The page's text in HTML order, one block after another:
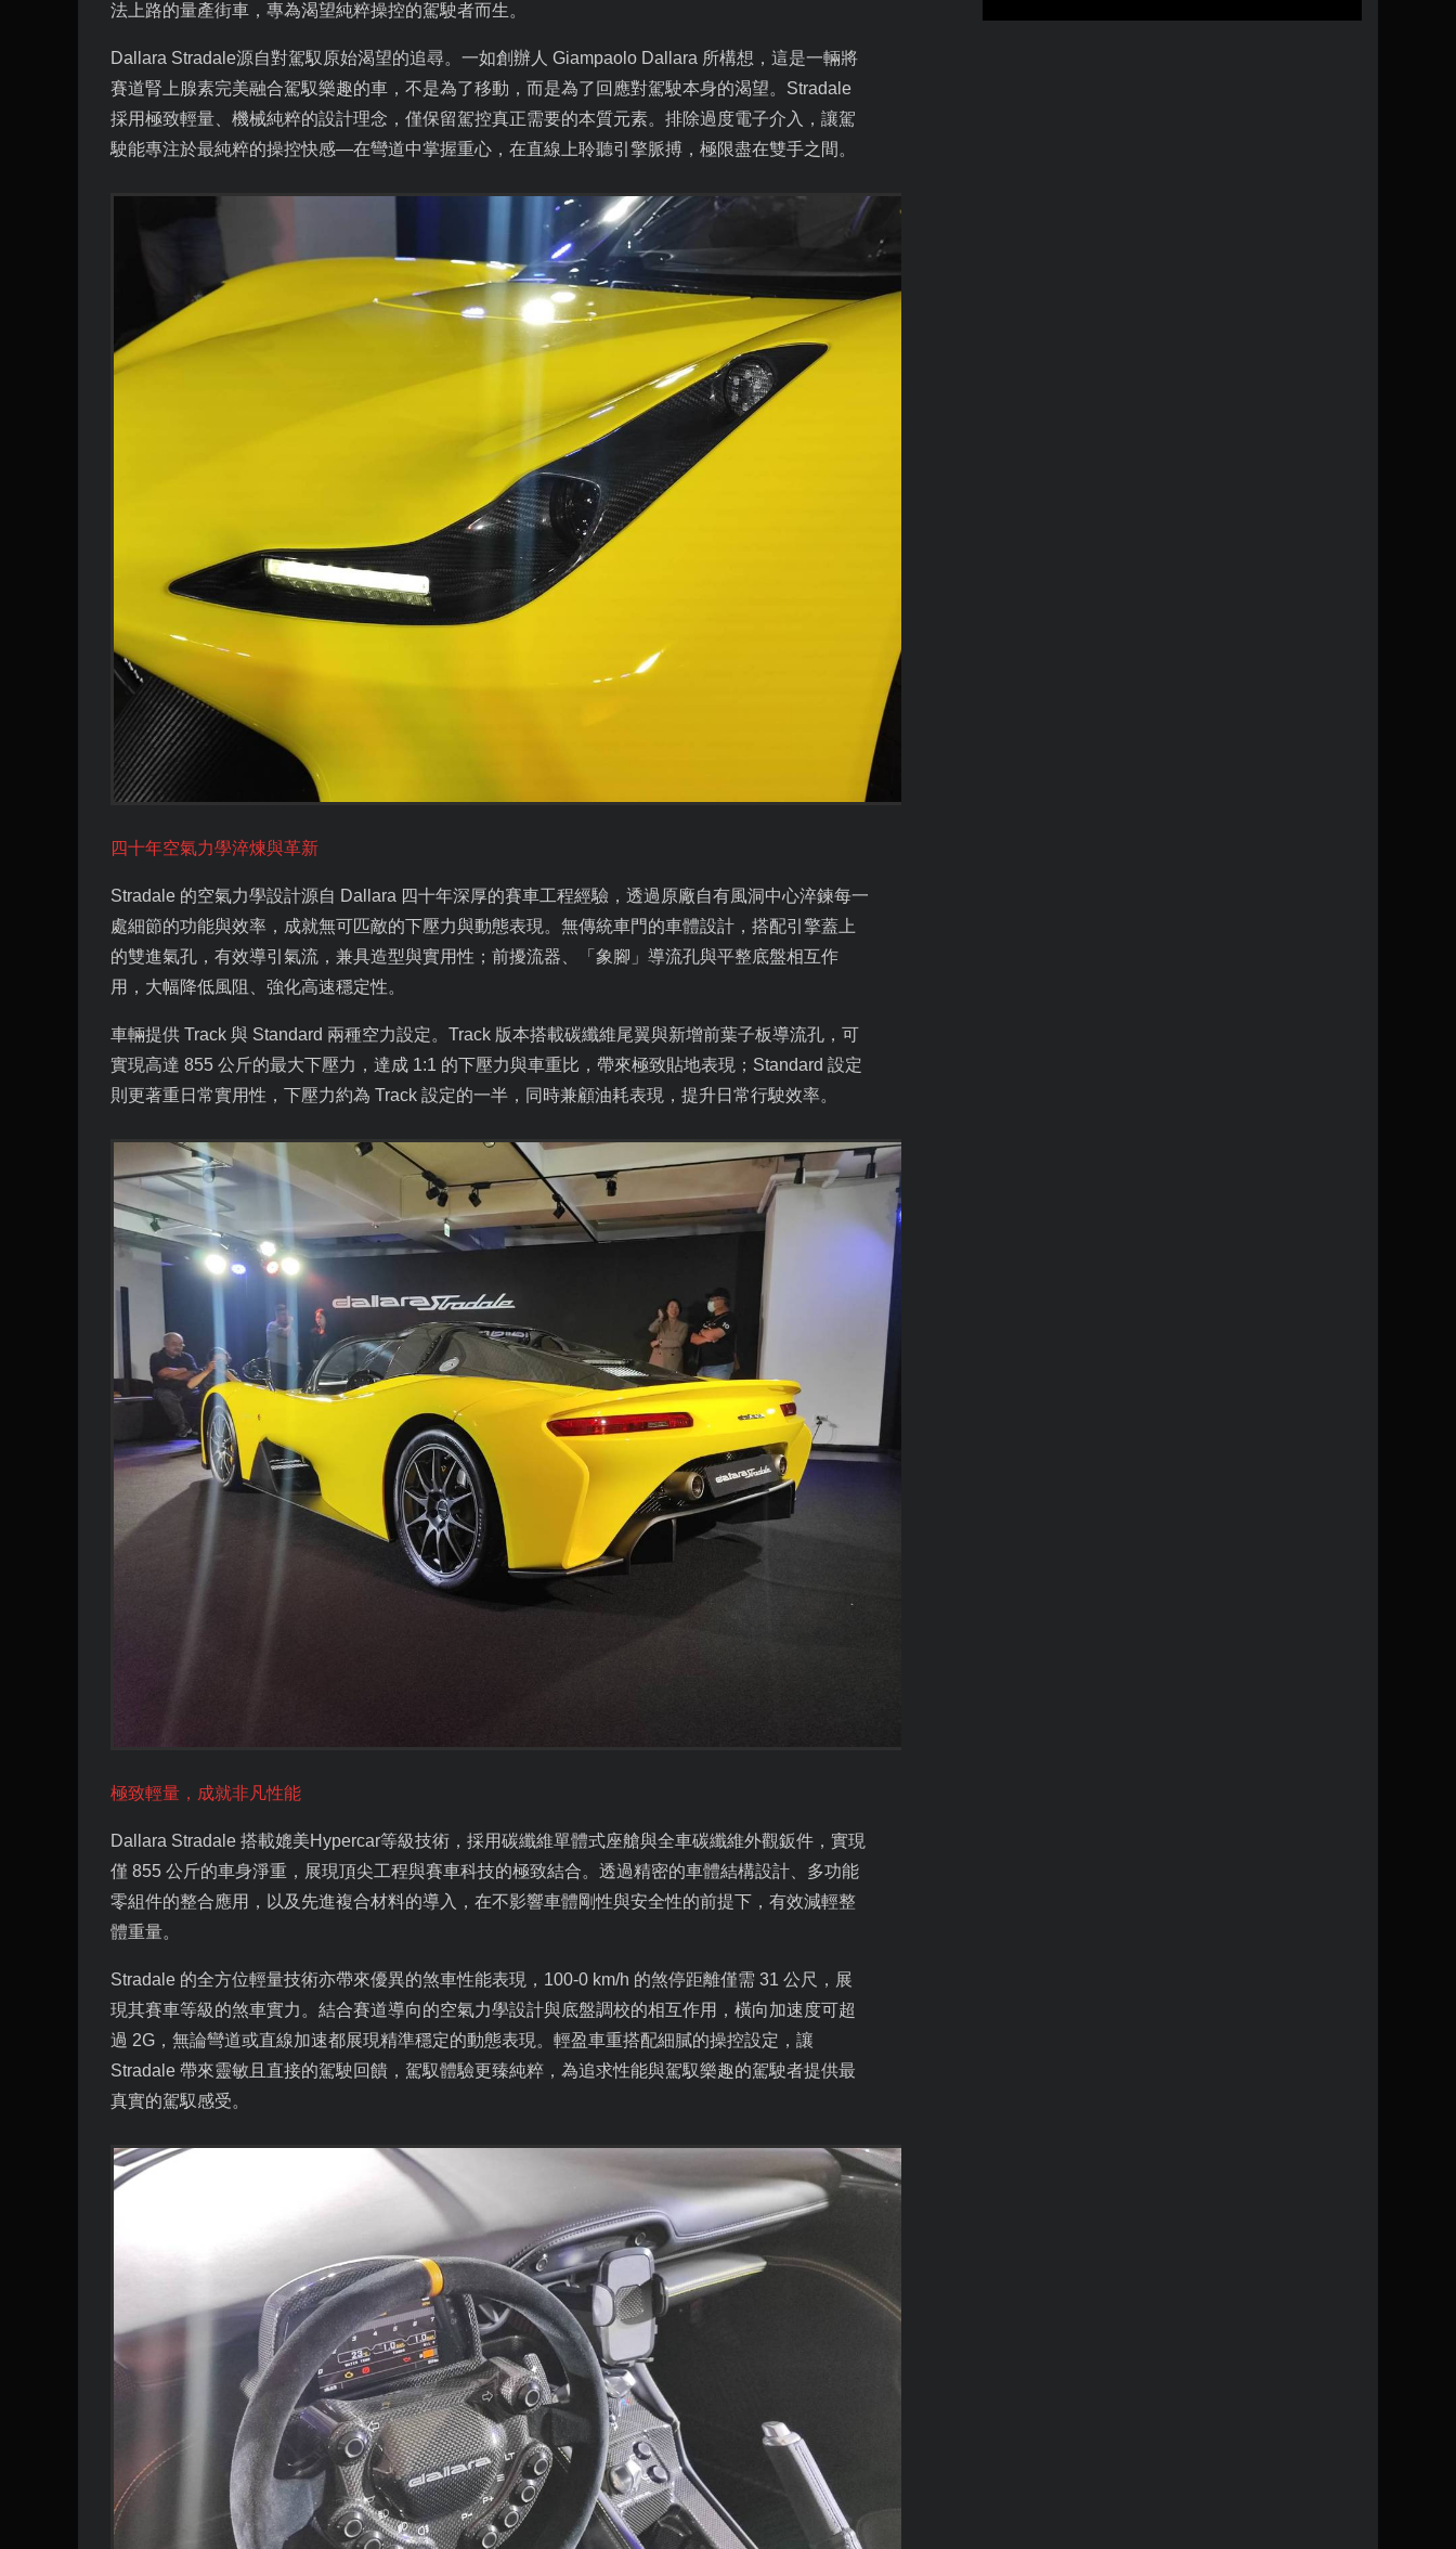
法上路的量產街車，專為渴望純粹操控的駕駛者而生。
Dallara Stradale源自對駕馭原始渴望的追尋。一如創辦人 Giampaolo Dallara 所構想，這是一輛將
賽道腎上腺素完美融合駕馭樂趣的車，不是為了移動，而是為了回應對駕駛本身的渴望。 Stradale
採用極致輕量、機械純粹的設計理念，僅保留駕控真正需要的本質元素。排除過度電子介入，讓駕
駛能專注於最純粹的操控快感—在彎道中掌握重心，在直線上聆聽引擎脈搏，極限盡在雙手之間。
四十年空氣力學淬煉與革新
Stradale 的空氣力學設計源自 Dallara 四十年深厚的賽車工程經驗，透過原廠自有風洞中心淬鍊每一
處細節的功能與效率，成就無可匹敵的下壓力與動態表現。無傳統車門的車體設計，搭配引擎蓋上
的雙進氣孔，有效導引氣流，兼具造型與實用性；前擾流器、「象腳」導流孔與平整底盤相互作
用，大幅降低風阻、強化高速穩定性。
車輛提供 Track 與 Standard 兩種空力設定。 Track 版本搭載碳纖維尾翼與新增前葉子板導流孔，可
實現高達 855 公斤的最大下壓力，達成 1:1 的下壓力與車重比，帶來極致貼地表現； Standard 設定
則更著重日常實用性，下壓力約為 Track 設定的一半，同時兼顧油耗表現，提升日常行駛效率。
極致輕量，成就非凡性能
Dallara Stradale 搭載媲美Hypercar等級技術，採用碳纖維單體式座艙與全車碳纖維外觀鈑件，實現
僅 855 公斤的車身淨重，展現頂尖工程與賽車科技的極致結合。透過精密的車體結構設計、多功能
零組件的整合應用，以及先進複合材料的導入，在不影響車體剛性與安全性的前提下，有效減輕整
體重量。
Stradale 的全方位輕量技術亦帶來優異的煞車性能表現， 100-0 km/h 的煞停距離僅需 31 公尺，展
現其賽車等級的煞車實力。結合賽道導向的空氣力學設計與底盤調校的相互作用，橫向加速度可超
過 2G ，無論彎道或直線加速都展現精準穩定的動態表現。輕盈車重搭配細膩的操控設定，讓
Stradale 帶來靈敏且直接的駕駛回饋，駕馭體驗更臻純粹，為追求性能與駕馭樂趣的駕駛者提供最
真實的駕馭感受。